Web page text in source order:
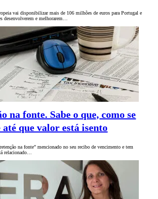
vai disponibilizar mais de 106 milhões de euros para Portugal e
desenvolverem e melhorarem…
na fonte. Sabe o que, como se
até que valor está isento
na fonte” mencionado no seu recibo de vencimento e tem
relacionado…